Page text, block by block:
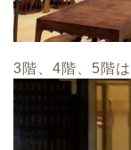
3階、4階、5階